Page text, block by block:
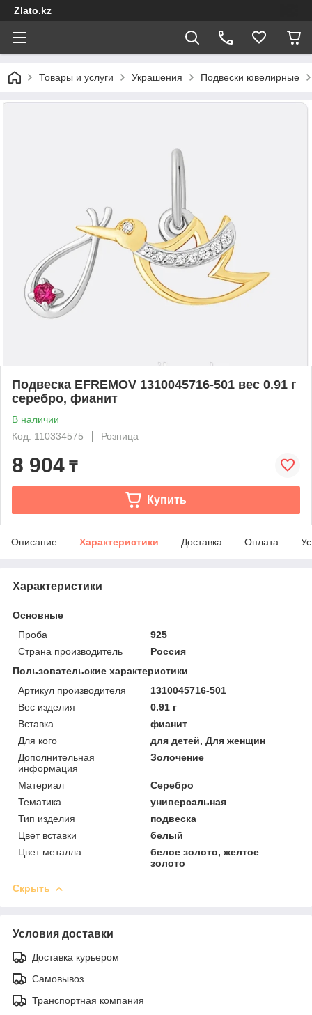
Zlato.kz
Товары и услуги Украшения Подвески ювелирные
Подвеска EFREMOV 1310045716-501 вес 0.91 г
серебро, фианит
В наличии
Код: 110334575
Розница
8 904 ₸
Купить
Описание Характеристики Доставка Оплата
Характеристики
Основные
Проба
925
Страна производитель
Россия
Пользовательские характеристики
Артикул производителя
1310045716-501
Вес изделия
0.91 г
Вставка
фианит
Для кого
для детей, Для женщин
Дополнительная
информация
Золочение
Материал
Серебро
Тематика
универсальная
Тип изделия
подвеска
Цвет вставки
белый
Цвет металла
белое золото, желтое
золото
Скрыть
Условия доставки
Доставка курьером
Самовывоз
Транспортная компания